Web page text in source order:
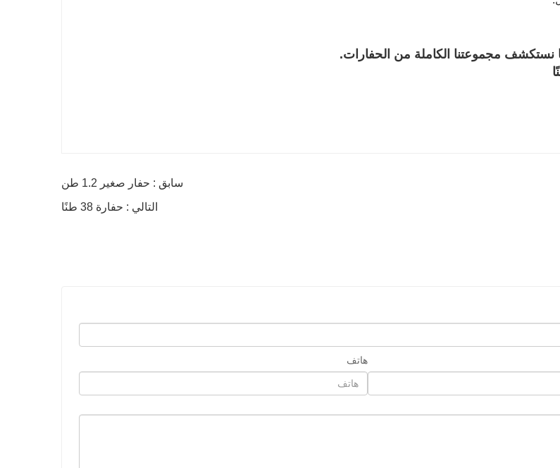
نستكشف مجموعتنا الكاملة من الحفارات.
سابق : حفار صغير 1.2 طن
التالي : حفارة 38 طنًا
هاتف